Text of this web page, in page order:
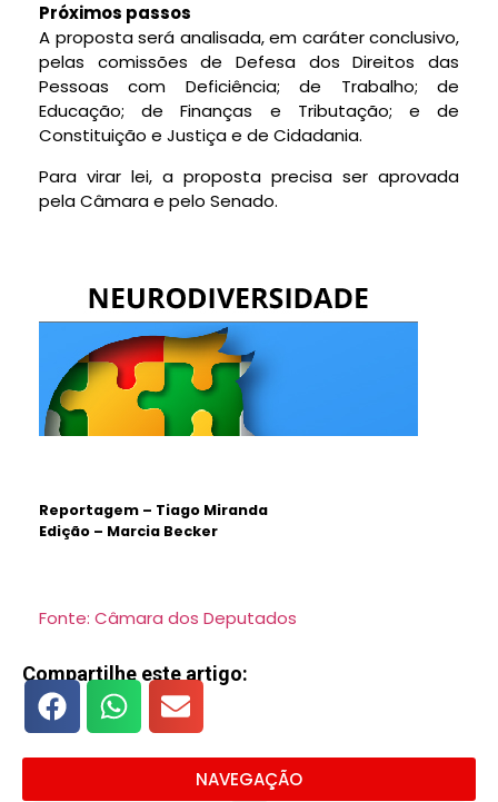
Próximos passos
A proposta será analisada, em caráter conclusivo,
pelas comissões de Defesa dos Direitos das
Pessoas com Deficiência; de Trabalho; de
Educação; de Finanças e Tributação; e de
Constituição e Justiça e de Cidadania.
Para virar lei, a proposta precisa ser aprovada
pela Câmara e pelo Senado.
Reportagem – Tiago Miranda
Edição – Marcia Becker
Fonte: Câmara dos Deputados
Compartilhe este artigo:
NAVEGAÇÃO